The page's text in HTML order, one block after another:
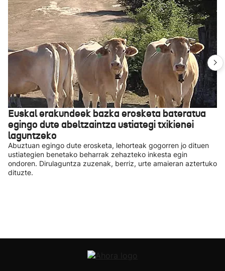
Euskal erakundeek bazka erosketa bateratua
egingo dute abeltzaintza ustiategi txikienei
laguntzeko
Abuztuan egingo dute erosketa, lehorteak gogorren jo dituen
ustiategien benetako beharrak zehazteko inkesta egin
ondoren. Dirulaguntza zuzenak, berriz, urte amaieran aztertuko
dituzte.